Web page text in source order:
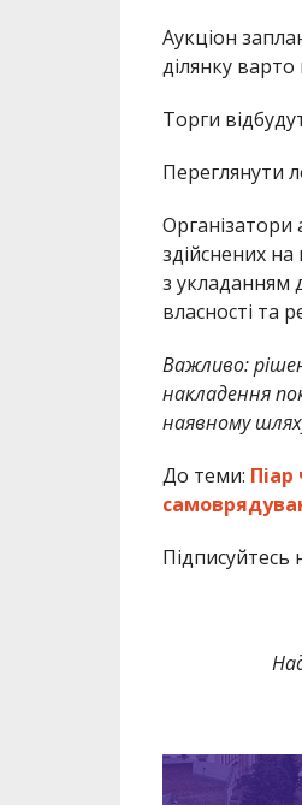
Аукціон
ділянку варто
Торги
Переглянути
здійснених на
з укладанням
власності та
Важливо:
накладення
наявному
До теми:
Підписуйтесь